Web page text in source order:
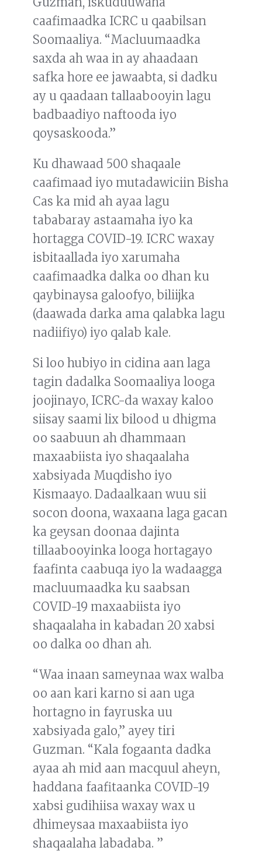
caafimaadka ICRC u qaabilsan
Soomaaliya. “Macluumaadka
saxda ah waa in ay ahaadaan
safka hore ee jawaabta, si dadku
ay u qaadaan tallaabooyin lagu
badbaadiyo naftooda iyo
qoysaskooda.”
Ku dhawaad 500 shaqaale
caafimaad iyo mutadawiciin Bisha
Cas ka mid ah ayaa lagu
tababaray astaamaha iyo ka
hortagga COVID-19. ICRC waxay
isbitaallada iyo xarumaha
caafimaadka dalka oo dhan ku
qaybinaysa galoofyo, biliijka
(daawada darka ama qalabka lagu
nadiifiyo) iyo qalab kale.
Si loo hubiyo in cidina aan laga
tagin dadalka Soomaaliya looga
joojinayo, ICRC-da waxay kaloo
siisay saami lix bilood u dhigma
oo saabuun ah dhammaan
maxaabiista iyo shaqaalaha
xabsiyada Muqdisho iyo
Kismaayo. Dadaalkaan wuu sii
socon doona, waxaana laga gacan
ka geysan doonaa dajinta
tillaabooyinka looga hortagayo
faafinta caabuqa iyo la wadaagga
macluumaadka ku saabsan
COVID-19 maxaabiista iyo
shaqaalaha in kabadan 20 xabsi
oo dalka oo dhan ah.
“Waa inaan sameynaa wax walba
oo aan kari karno si aan uga
hortagno in fayruska uu
xabsiyada galo,” ayey tiri
Guzman. “Kala fogaanta dadka
ayaa ah mid aan macquul aheyn,
haddana faafitaanka COVID-19
xabsi gudihiisa waxay wax u
dhimeysaa maxaabiista iyo
shaqaalaha labadaba. ”